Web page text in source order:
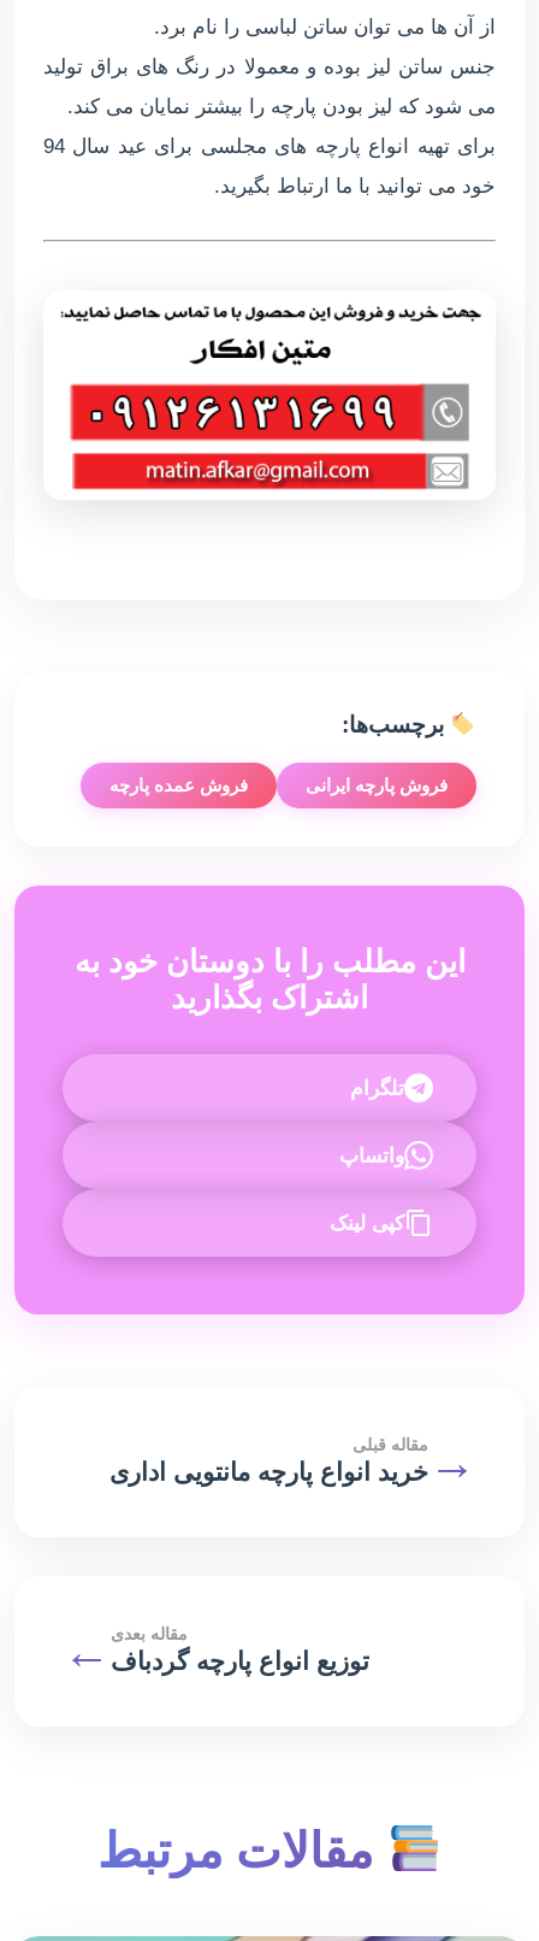
از آن ها می توان ساتن لباسی را نام برد.
جنس ساتن لیز بوده و معمولا در رنگ های براق تولید
می شود که لیز بودن پارچه را بیشتر نمایان می کند.
برای تهیه انواع پارچه های مجلسی برای عید سال 94
خود می توانید با ما ارتباط بگیرید.
برچسب‌ها:
فروش پارچه ایرانی فروش عمده پارچه
این مطلب را با دوستان خود به
اشتراک بگذارید
تلگرام
واتساپ
کپی لینک
→ مقاله قبلی
خرید انواع پارچه مانتویی اداری
مقاله بعدی
توزیع انواع پارچه گردباف ←
مقالات مرتبط